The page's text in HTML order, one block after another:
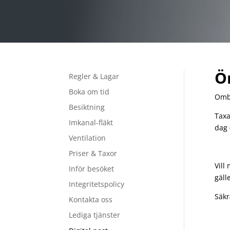
Regler & Lagar
Boka om tid
Besiktning
Imkanal-fläkt
Ventilation
Priser & Taxor
Inför besöket
Integritetspolicy
Kontakta oss
Lediga tjänster
dag
Vill